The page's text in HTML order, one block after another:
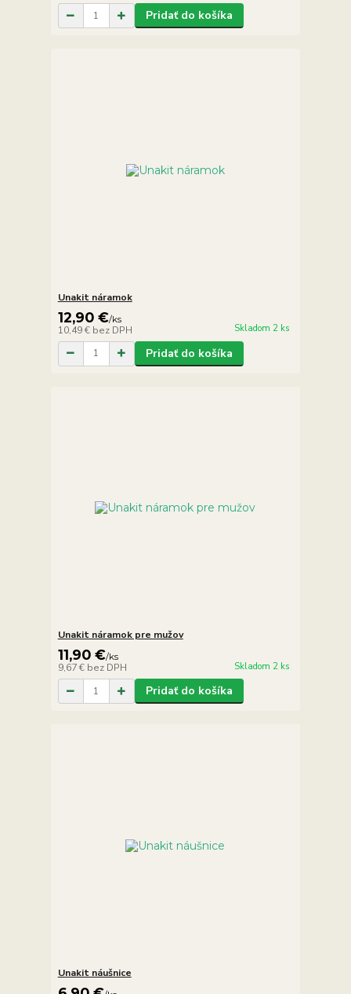
Pridať do košíka
Unakit náramok
12,90 €/ks
10,49 € bez DPH Skladom 2 ks
Pridať do košíka
Unakit náramok pre mužov
11,90 €/ks
9,67 € bez DPH Skladom 2 ks
Pridať do košíka
Unakit náušnice